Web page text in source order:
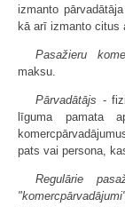
izmanto
kā arī izmanto citus
Pasažieru
maksu.
Pārvadātājs -
līguma pamata
pats vai persona,
Regulārie